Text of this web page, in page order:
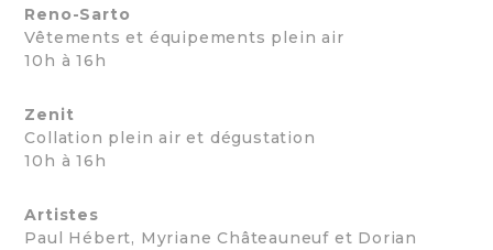
Reno-Sarto
Vêtements et équipements plein air
10h à 16h
Zenit
Collation plein air et dégustation
10h à 16h
Artistes
Paul Hébert, Myriane Châteauneuf et Dorian